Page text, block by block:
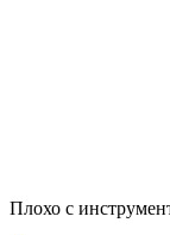
Плохо с